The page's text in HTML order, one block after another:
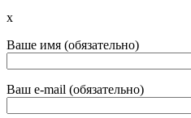
x
Ваше имя (обязательно)
Ваш e-mail (обязательно)